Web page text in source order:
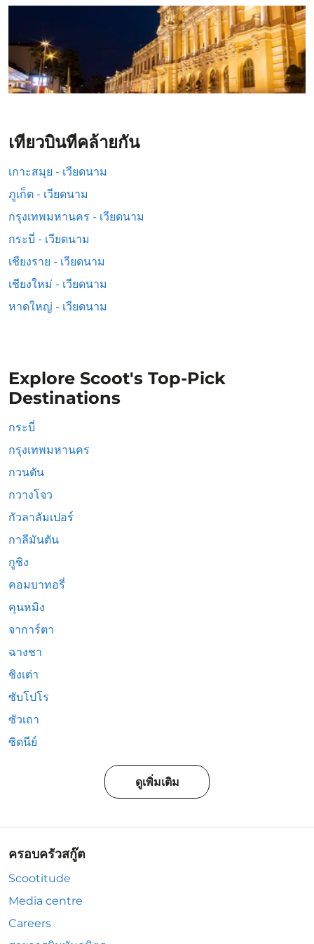
เที่ยวบินที่คล้ายกัน
เกาะสมุย - เวียดนาม
ภูเก็ต - เวียดนาม
กรุงเทพมหานคร - เวียดนาม
กระบี่ - เวียดนาม
เชียงราย - เวียดนาม
เชียงใหม่ - เวียดนาม
หาดใหญ่ - เวียดนาม
Explore Scoot's Top-Pick
Destinations
กระบี่
กรุงเทพมหานคร
กวนตัน
กวางโจว
กัวลาลัมเปอร์
กาลีมันตัน
กูชิง
คอมบาทอรี่
คุนหมิง
จาการ์ตา
ฉางชา
ชิงเต่า
ซับโปโร
ซัวเถา
ซิดนีย์
ดูเพิ่มเติม
ครอบครัวสกู๊ต
Scootitude
Media centre
Careers